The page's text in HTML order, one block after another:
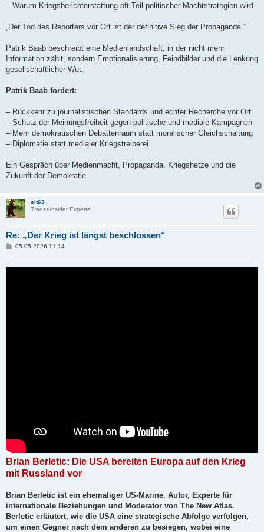
– Warum Kriegsberichterstattung oft Teil politischer Machtstrategien wird
„Der Tod des Reporters vor Ort ist der definitive Sieg der Propaganda.“
Patrik Baab beschreibt eine Medienlandschaft, in der nicht mehr
Information zählt, sondern Emotionalisierung, Feindbilder und die Lenkung
gesellschaftlicher Wut.
Patrik Baab fordert:
– Rückkehr zu journalistischen Standards und echter Recherche vor Ort
– Schutz der Meinungsfreiheit gegen politische und mediale Kampagnen
– Mehr demokratischen Debattenraum statt moralischer Gleichschaltung
– Diplomatie statt medialer Kriegstreiberei
Ein Gespräch über Medienmacht, Propaganda, Kriegshetze und die
Zukunft der Demokratie.
slt63
Trader-insider Experte
Re: „Der Krieg ist längst beschlossen“
B
t
05.05.2026 11:14
.
Brian Berletic: Die USA bereiten Europa auf den Krieg
mit Russland vor
Brian Berletic ist ein ehemaliger US-Marine, Autor, Experte für
internationale Beziehungen und Moderator von The New Atlas.
Berletic erläutert, wie die USA eine strategische Abfolge verfolgen,
um einen Gegner nach dem anderen zu besiegen, wobei eine